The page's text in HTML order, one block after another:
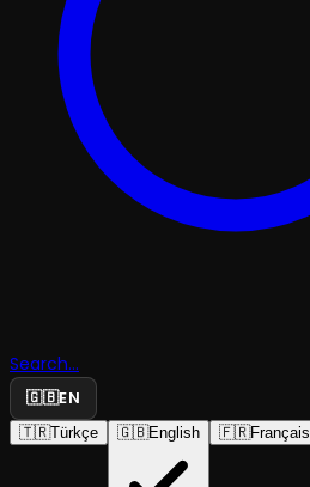
Search...
🇬🇧EN
🇹🇷Türkçe 🇬🇧English 🇫🇷Français